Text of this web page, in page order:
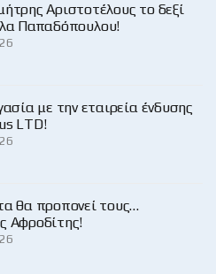
Αριστοτέλους το δεξί
Παπαδόπουλου!
με την εταιρεία ένδυσης
LTD!
θα προπονεί τους…
Αφροδίτης!